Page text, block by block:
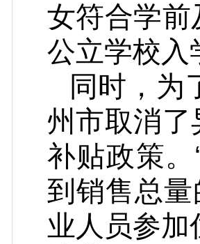
女符合学
公立学校入
同时，为
州市取消
补贴政策
到销售总
业人员参